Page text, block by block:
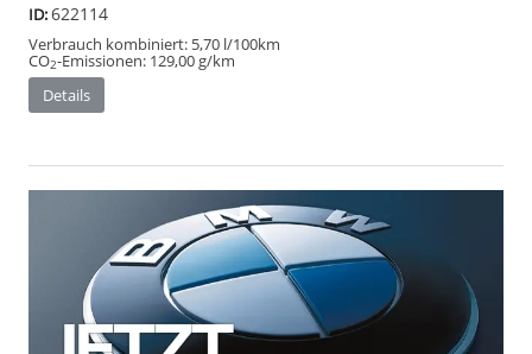
ID:622114
Verbrauch kombiniert: 5,70 l/100km
CO2-Emissionen: 129,00 g/km
Details